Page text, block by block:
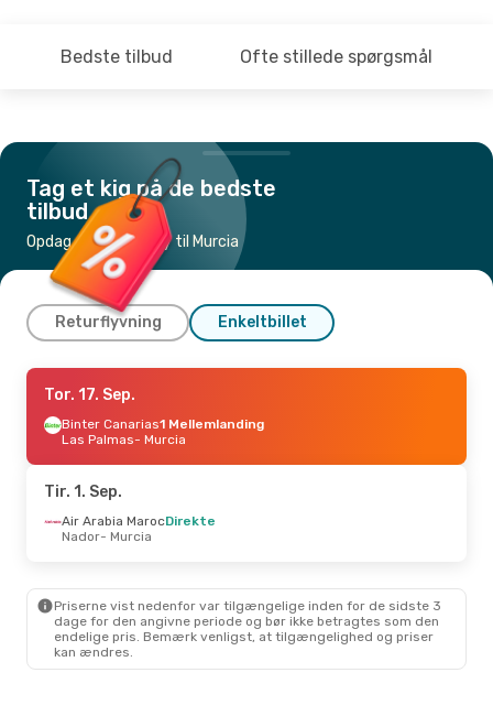
Bedste tilbud Ofte stillede spørgsmål
Tag et kig på de bedste
tilbud
Opdag de billigste fly til Murcia
Returflyvning Enkeltbillet
Søn. 20. Sep.
RyanairDirekte
London- Murcia
Murcia- London
Fre. 28. Aug.- Man. 31. Aug.
Murcia
- Barcelona
Tor. 10. Sep. - Søn. 13. Sep.
Tor. 17. Sep.
Binter Canarias1 Mellemlanding
Las Palmas- Murcia
Tir. 1. Sep.
Air Arabia MarocDirekte
Nador- Murcia
Priserne vist nedenfor var tilgængelige inden for de sidste 3
dage for den angivne periode og bør ikke betragtes som den
endelige pris. Bemærk venligst, at tilgængelighed og priser
kan ændres.